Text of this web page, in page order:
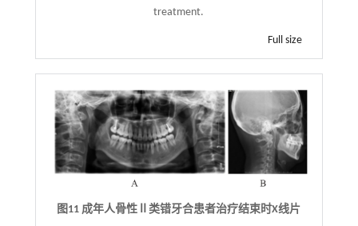
treatment.
Full size
图11 成年人骨性Ⅱ类错牙合患者治疗结束时X线片